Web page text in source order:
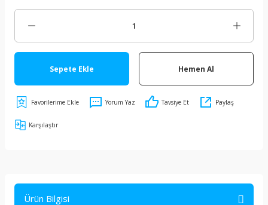
Sepete Ekle Hemen Al
Yorum Yaz Tavsiye Et Paylaş
Karşılaştır
Ürün Bilgisi